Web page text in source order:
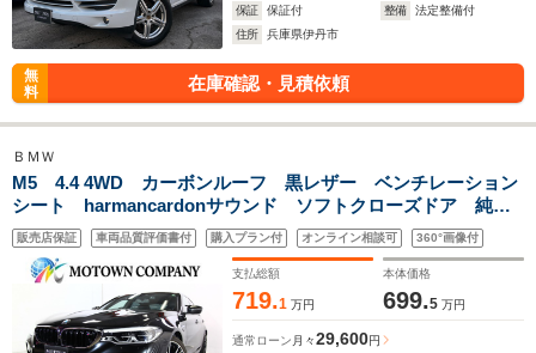
保証 保証付 整備
法定整備付
住所
兵庫県伊丹市
無
料
在庫確認・見積依頼
ＢＭＷ
M5 4.4 4WD カーボンルーフ 黒レザー ベンチレーション
シート harmancardonサウンド ソフトクローズドア 純正
タッチナビ ドライビングアシストプラス 全周囲カメラ
HUD ジェスチャーコントロール 20AW
販売店保証 車両品質評価書付 購入プラン付 オンライン相談可 360°画像付
支払総額
719.1 万円
本体価格
699.5 万円
通常ローン 月々29,600円